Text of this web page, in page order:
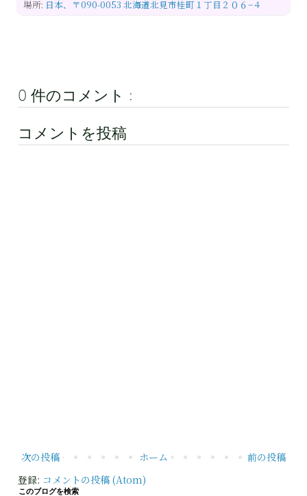
場所: 日本、〒090-0053 北海道北見市桂町１丁目２０６−４
0 件のコメント :
コメントを投稿
次の投稿 前の投稿
ホーム
登録: コメントの投稿 (Atom)
このブログを検索